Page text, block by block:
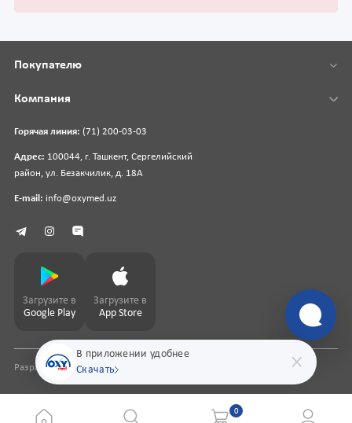
В приложении удобнее
Скачать
Горячая линия: (71) 200-03-03
Адрес: 100044, г. Ташкент, Сергелийский
район, ул. Безакчилик, д. 18А
E-mail: info@oxymed.uz
Покупателю
Компания
Загрузите в
Google Play
Загрузите в
App Store
Разработка сайтаpharmit.uz
0